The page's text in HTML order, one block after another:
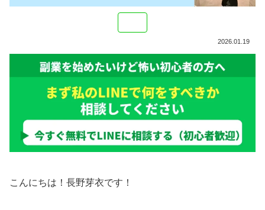
2026.01.19
こんにちは！長野芽衣です！